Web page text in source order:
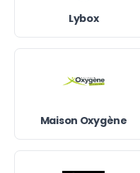
Lybox
Maison Oxygène